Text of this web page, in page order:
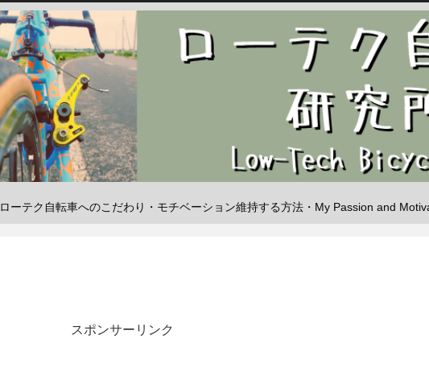
ローテク自転車へのこだわり・モチベーション維持する方法・My Passion and
スポンサーリンク